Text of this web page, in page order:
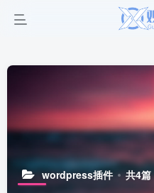
wordpress插件 共4篇